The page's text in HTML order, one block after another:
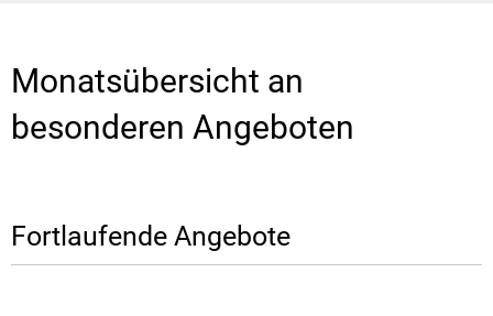
Angebote
Monatsübersicht an
besonderen Angeboten
Fortlaufende Angebote